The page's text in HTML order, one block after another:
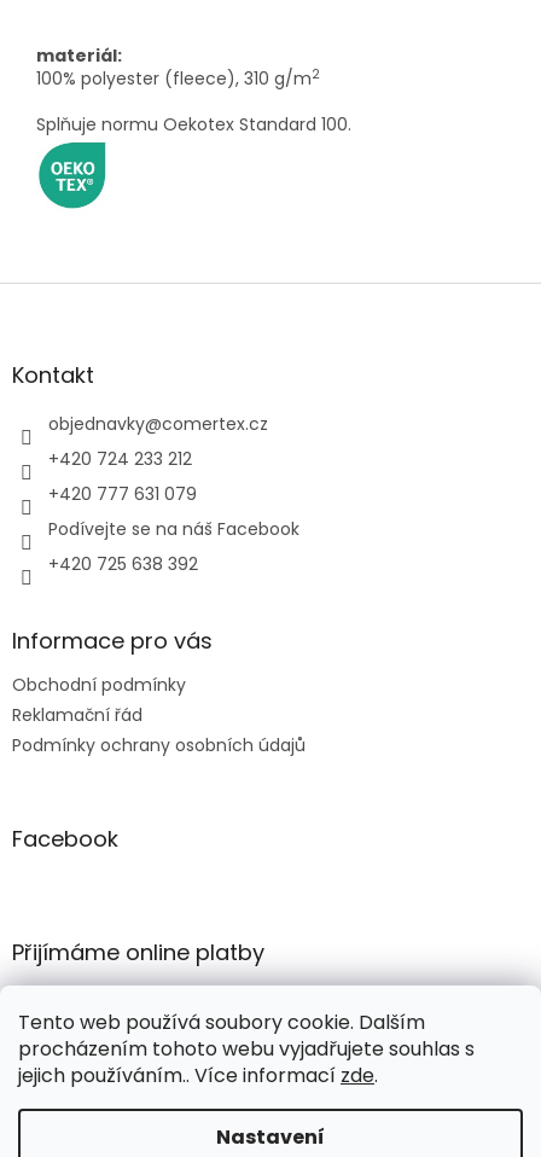
Tento web používá soubory cookie. Dalším
procházením tohoto webu vyjadřujete souhlas s
jejich používáním.. Více informací zde.
Nastavení
materiál:
100% polyester (fleece), 310 g/m2
Splňuje normu Oekotex Standard 100.
Z
aKontakt
objednavky@comertex.cz
+420 724 233 212
+420 777 631 079
Podívejte se na náš Facebook
+420 725 638 392
Informace pro vás
Obchodní podmínky
Reklamační řád
Podmínky ochrany osobních údajů
Facebook
Přijímáme online platby
Vytvořil Shoptet